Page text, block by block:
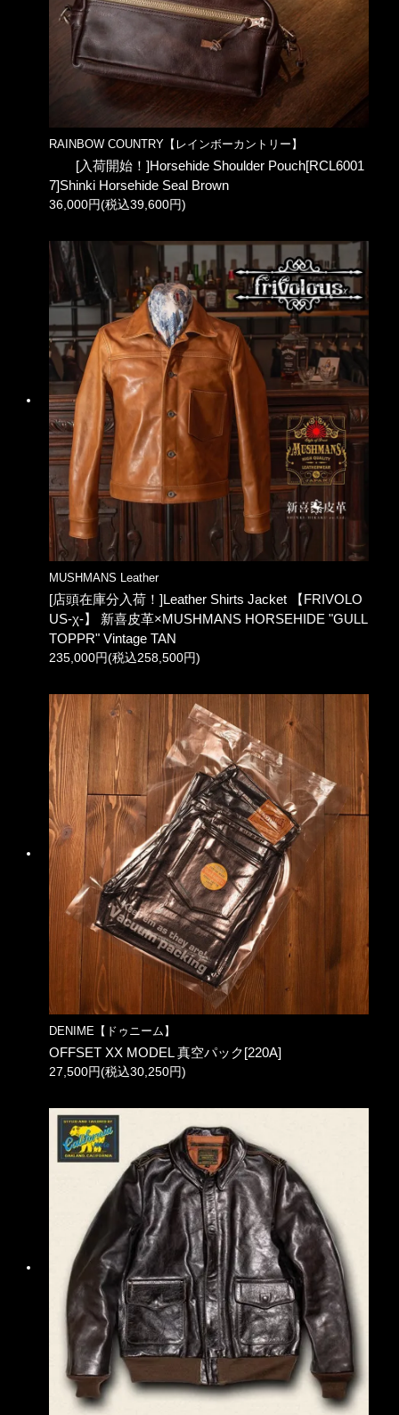
RAINBOW COUNTRY【レインボーカントリー】
[入荷開始！]Horsehide Shoulder Pouch[RCL6001
7]Shinki Horsehide Seal Brown
36,000円(税込39,600円)
MUSHMANS Leather
[店頭在庫分入荷！]Leather Shirts Jacket 【FRIVOLO
US-χ-】 新喜皮革×MUSHMANS HORSEHIDE "GULL
TOPPR" Vintage TAN
235,000円(税込258,500円)
DENIME【ドゥニーム】
OFFSET XX MODEL 真空パック[220A]
27,500円(税込30,250円)